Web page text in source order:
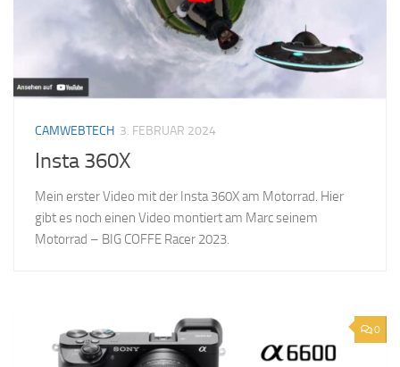
CAMWEBTECH 3. FEBRUAR 2024
Insta 360X
Mein erster Video mit der Insta 360X am Motorrad. Hier
gibt es noch einen Video montiert am Marc seinem
Motorrad – BIG COFFE Racer 2023.
0